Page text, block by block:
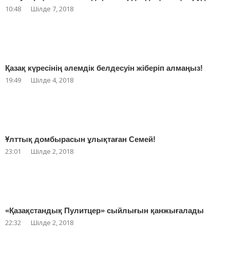
10:48 Шілде 7, 2018
Қазақ күресінің әлемдік белдесуін жіберіп алмаңыз!
19:49 Шілде 4, 2018
Ұлттық домбырасын ұлықтаған Семей!
23:01 Шілде 2, 2018
«Қазақстандық Пулитцер» сыйлығын қанжығалады
22:32 Шілде 2, 2018